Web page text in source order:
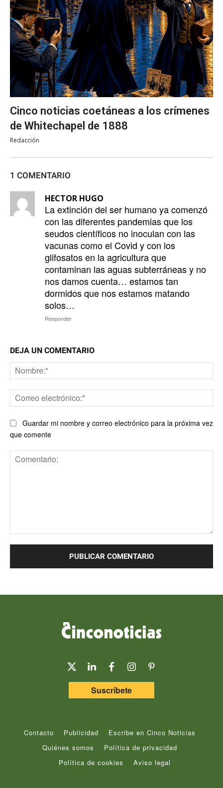
Cinco noticias coetáneas a los crímenes
de Whitechapel de 1888
Redacción
1 COMENTARIO
HECTOR HUGO
La extinción del ser humano ya comenzó
con las diferentes pandemias que los
seudos científicos no inoculan con las
vacunas como el Covid y con los
glifosatos en la agricultura que
contaminan las aguas subterráneas y no
nos damos cuenta… estamos tan
dormidos que nos estamos matando
solos…
Responder
DEJA UN COMENTARIO
Guardar mi nombre y correo electrónico para la próxima vez
que comente
Suscríbete
Contacto Publicidad
Escribe en Cinco Noticias
Quiénes somos
Política de privacidad
Política de cookies
Aviso legal